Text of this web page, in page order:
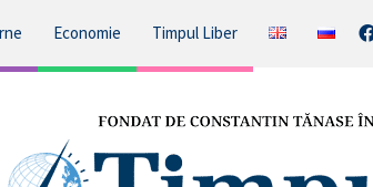
Economie Timpul Liber